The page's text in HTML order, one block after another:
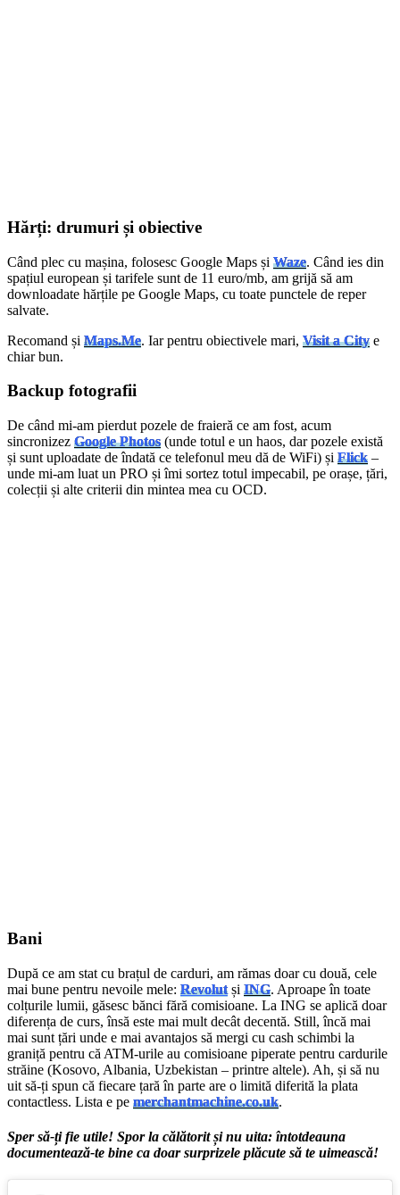
Hărți: drumuri și obiective
Când plec cu mașina, folosesc Google Maps și Waze. Când ies din
spațiul european și tarifele sunt de 11 euro/mb, am grijă să am
downloadate hărțile pe Google Maps, cu toate punctele de reper
salvate.
Recomand și Maps.Me. Iar pentru obiectivele mari, Visit a City e
chiar bun.
Backup fotografii
De când mi-am pierdut pozele de fraieră ce am fost, acum
sincronizez Google Photos (unde totul e un haos, dar pozele există
și sunt uploadate de îndată ce telefonul meu dă de WiFi) și Flick –
unde mi-am luat un PRO și îmi sortez totul impecabil, pe orașe, țări,
colecții și alte criterii din mintea mea cu OCD.
Bani
După ce am stat cu brațul de carduri, am rămas doar cu două, cele
mai bune pentru nevoile mele: Revolut și ING. Aproape în toate
colțurile lumii, găsesc bănci fără comisioane. La ING se aplică doar
diferența de curs, însă este mai mult decât decentă. Still, încă mai
mai sunt țări unde e mai avantajos să mergi cu cash schimbi la
graniță pentru că ATM-urile au comisioane piperate pentru cardurile
străine (Kosovo, Albania, Uzbekistan – printre altele). Ah, și să nu
uit să-ți spun că fiecare țară în parte are o limită diferită la plata
contactless. Lista e pe merchantmachine.co.uk.
Sper să-ți fie utile! Spor la călătorit și nu uita: întotdeauna
documentează-te bine ca doar surprizele plăcute să te uimească!